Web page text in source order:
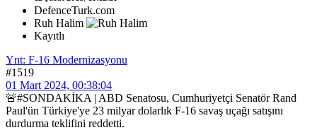
DefenceTurk.com
Ruh Halim
Kayıtlı
Ynt: F-16 Modernizasyonu
#1519
01 Mart 2024, 00:38:04
🚨#SONDAKİKA | ABD Senatosu, Cumhuriyetçi Senatör Rand
Paul'ün Türkiye'ye 23 milyar dolarlık F-16 savaş uçağı satışını
durdurma teklifini reddetti.